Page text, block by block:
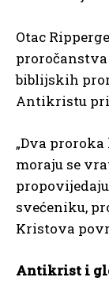
Otac
biblijskih
Antikristu
„Dva
moraju se
svećeniku,
Kristova
Antikrist i